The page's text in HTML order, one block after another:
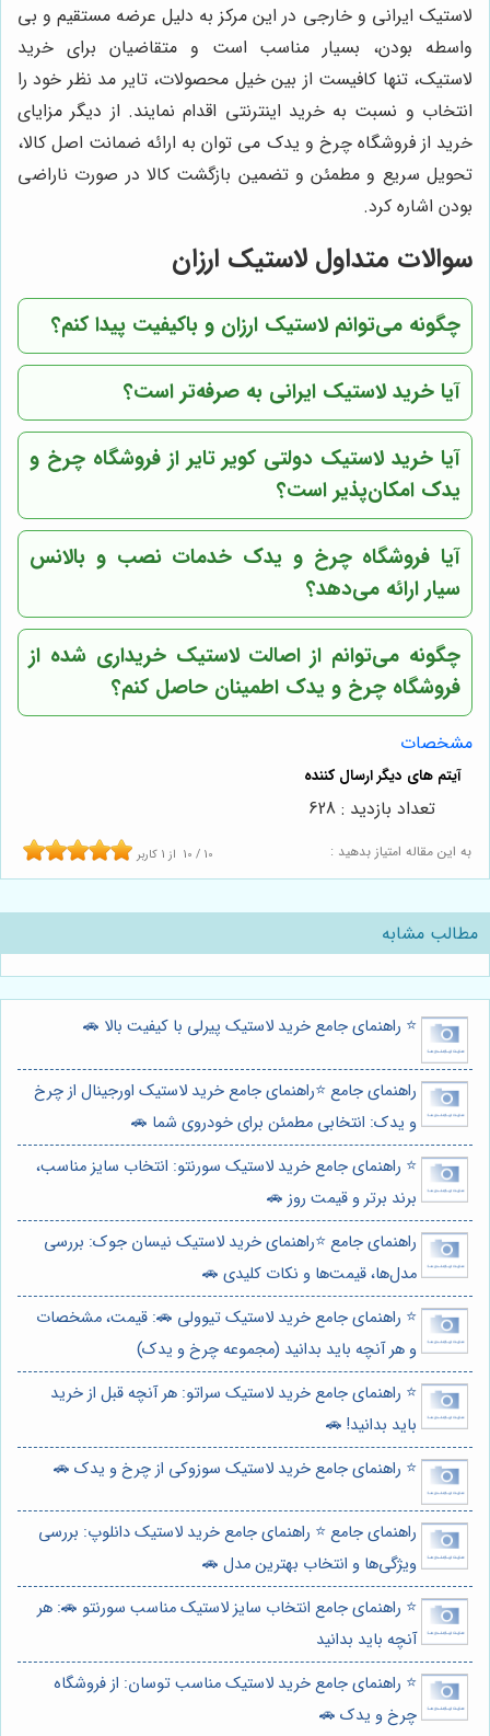
لاستیک ایرانی و خارجی در این مرکز به دلیل عرضه مستقیم و بی
واسطه بودن، بسیار مناسب است و متقاضیان برای خرید
لاستیک، تنها کافیست از بین خیل محصولات، تایر مد نظر خود را
انتخاب و نسبت به خرید اینترنتی اقدام نمایند. از دیگر مزایای
خرید از فروشگاه چرخ و یدک می توان به ارائه ضمانت اصل کالا،
تحویل سریع و مطمئن و تضمین بازگشت کالا در صورت ناراضی
بودن اشاره کرد.
سوالات متداول لاستیک ارزان
چگونه می‌توانم لاستیک ارزان و باکیفیت پیدا کنم؟
آیا خرید لاستیک ایرانی به صرفه‌تر است؟
آیا خرید لاستیک دولتی کویر تایر از فروشگاه چرخ و
یدک امکان‌پذیر است؟
آیا فروشگاه چرخ و یدک خدمات نصب و بالانس
سیار ارائه می‌دهد؟
چگونه می‌توانم از اصالت لاستیک خریداری شده از
فروشگاه چرخ و یدک اطمینان حاصل کنم؟
مشخصات
به این مقاله امتیاز بدهید : 10 / 10 از 1 کاربر
تعداد بازدید : 628
مطالب مشابه
⭐️ راهنمای جامع خرید لاستیک پیرلی با کیفیت بالا 🚗
راهنمای جامع ⭐️راهنمای جامع خرید لاستیک اورجینال از چرخ
و یدک: انتخابی مطمئن برای خودروی شما 🚗
⭐️ راهنمای جامع خرید لاستیک سورنتو: انتخاب سایز مناسب،
برند برتر و قیمت روز 🚗
راهنمای جامع ⭐️راهنمای خرید لاستیک نیسان جوک: بررسی
مدل‌ها، قیمت‌ها و نکات کلیدی 🚗
⭐️ راهنمای جامع خرید لاستیک تیوولی 🚗: قیمت، مشخصات
و هر آنچه باید بدانید (مجموعه چرخ و یدک)
⭐️ راهنمای جامع خرید لاستیک سراتو: هر آنچه قبل از خرید
باید بدانید! 🚗
⭐️ راهنمای جامع خرید لاستیک سوزوکی از چرخ و یدک 🚗
راهنمای جامع ⭐️ راهنمای جامع خرید لاستیک دانلوپ: بررسی
ویژگی‌ها و انتخاب بهترین مدل 🚗
⭐️ راهنمای جامع انتخاب سایز لاستیک مناسب سورنتو 🚗: هر
آنچه باید بدانید
⭐️ راهنمای جامع خرید لاستیک مناسب توسان: از فروشگاه
چرخ و یدک 🚗